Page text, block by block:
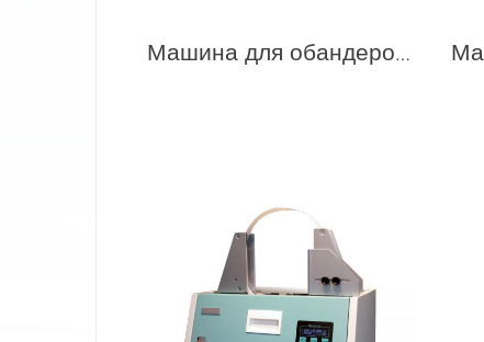
Машина для обандероливания YL-200P